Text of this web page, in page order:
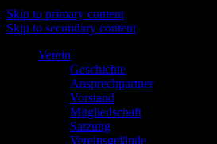
Skip to primary content
Skip to secondary content
Verein
Geschichte
Ansprechpartner
Vorstand
Mitgliedschaft
Satzung
Vereinsgelände